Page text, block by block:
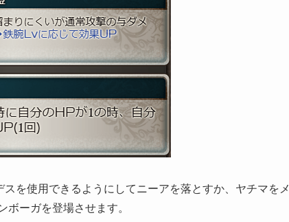
を使用できるようにしてニーアを落とすか、ヤチマをメ
ーガを登場させます。